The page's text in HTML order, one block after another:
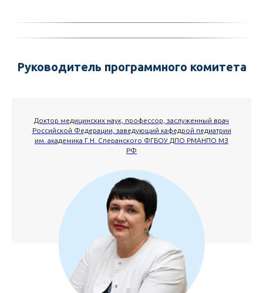
Руководитель программного комитета
Доктор медицинских наук, профессор, заслуженный врач
Российской Федерации, заведующий кафедрой педиатрии
им. академика Г.Н. Сперанского ФГБОУ ДПО РМАНПО МЗ
РФ